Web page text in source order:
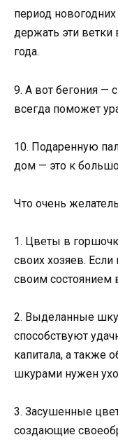
период
держать эти ветки
года.
9. А вот бегония —
всегда поможет
10. Подаренную
дом — это к
Что очень
1. Цветы в
своих хозяев. Если
своим состоянием
2. Выделанные
способствуют
капитала, а также
шкурами нужен
3. Засушенные
создающие